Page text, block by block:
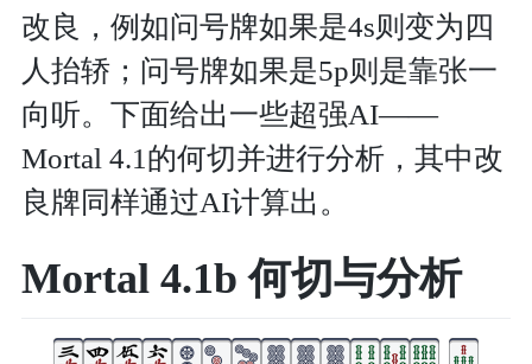
改良，例如问号牌如果是4s则变为四
人抬轿；问号牌如果是5p则是靠张一
向听。下面给出一些超强AI——
Mortal 4.1的何切并进行分析，其中改
良牌同样通过AI计算出。
Mortal 4.1b 何切与分析